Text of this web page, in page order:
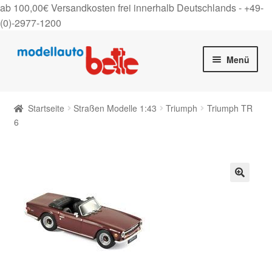
ab 100,00€ Versandkosten frei innerhalb Deutschlands - +49-
(0)-2977-1200
Zur
Zum
Menü
Shop
On Tour
Startseite Straßen Modelle 1:43 Triumph
Triumph TR
6